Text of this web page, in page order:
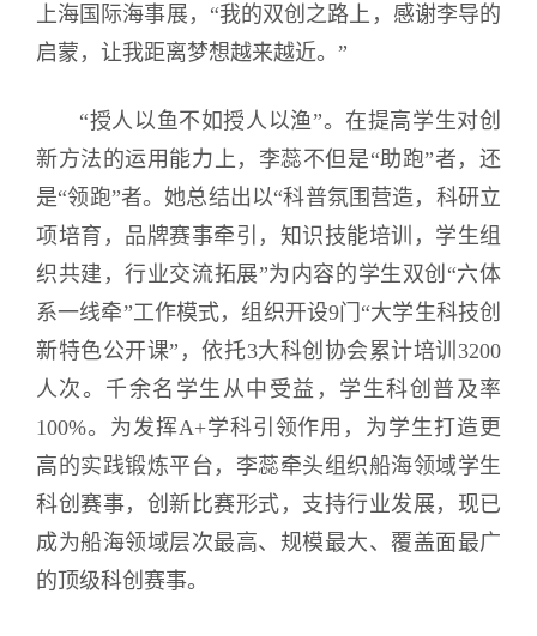
上海国际海事展，“我的双创之路上，感谢李导的
启蒙，让我距离梦想越来越近。”
“授人以鱼不如授人以渔”。在提高学生对创
新方法的运用能力上，李蕊不但是“助跑”者，还
是“领跑”者。她总结出以“科普氛围营造，科研立
项培育，品牌赛事牵引，知识技能培训，学生组
织共建，行业交流拓展”为内容的学生双创“六体
系一线牵”工作模式，组织开设9门“大学生科技创
新特色公开课”，依托3大科创协会累计培训3200
人次。千余名学生从中受益，学生科创普及率
100%。为发挥A+学科引领作用，为学生打造更
高的实践锻炼平台，李蕊牵头组织船海领域学生
科创赛事，创新比赛形式，支持行业发展，现已
成为船海领域层次最高、规模最大、覆盖面最广
的顶级科创赛事。